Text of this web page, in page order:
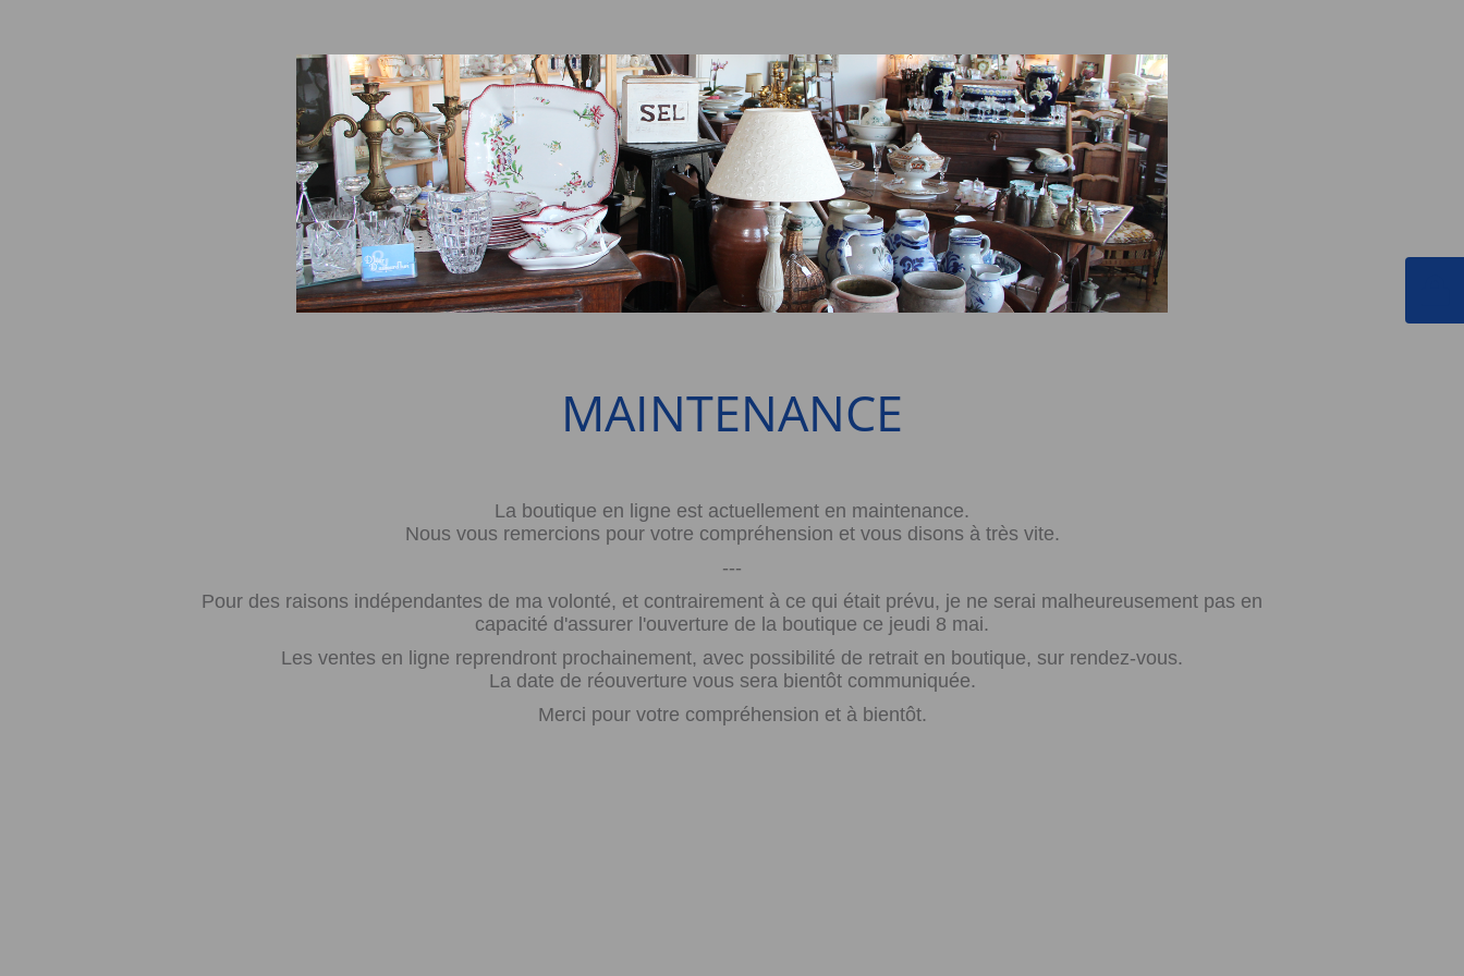
MAINTENANCE
La boutique en ligne est actuellement en maintenance.
Nous vous remercions pour votre compréhension et vous disons à très vite.
---
Pour des raisons indépendantes de ma volonté, et contrairement à ce qui était prévu, je ne serai malheureusement pas en
capacité d'assurer l'ouverture de la boutique ce jeudi 8 mai.
Les ventes en ligne reprendront prochainement, avec possibilité de retrait en boutique, sur rendez-vous.
La date de réouverture vous sera bientôt communiquée.
Merci pour votre compréhension et à bientôt.